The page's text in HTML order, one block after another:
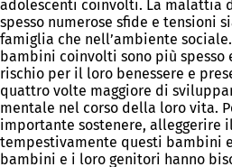
adolescenti coinvolti. La malattia
spesso numerose sfide e tensioni
famiglia che nell’ambiente
bambini coinvolti sono più spesso
rischio per il loro benessere e
quattro volte maggiore di
mentale nel corso della loro vita.
importante sostenere, alleggerire
tempestivamente questi bambini
bambini e i loro genitori hanno